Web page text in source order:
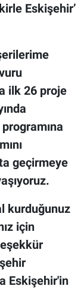
Eskişehir’
ilk 26 proje
programına
geçirmeye
kurduğunuz
için
Eskişehir'in